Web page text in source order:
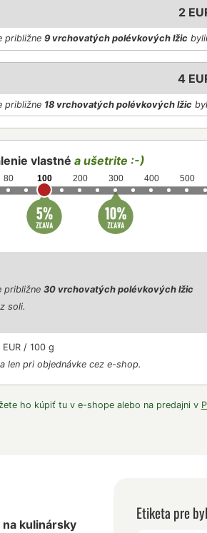
2
približne 9 vrchovatých polévkových lžic
4
približne 18 vrchovatých polévkových lžic
vlastné a ušetrite :-)
80 100 200 300 400 500
približne 30 vrchovatých polévkových lžic
soli.
/ 100 g
len pri objednávke cez e-shop.
ho kúpiť tu v e-shope alebo na predajni v
kulinársky
Etiketa pre